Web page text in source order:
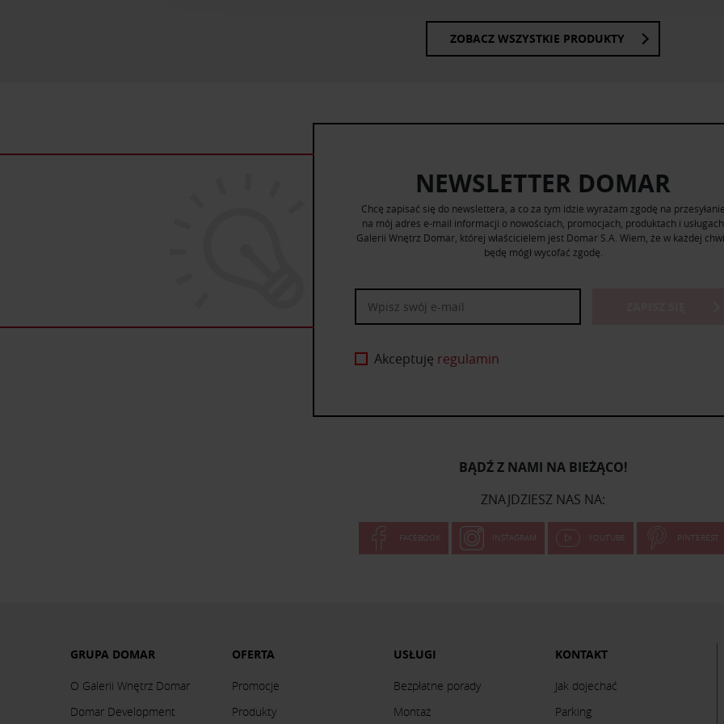
ZOBACZ WSZYSTKIE PRODUKTY
NEWSLETTER DOMAR
Chcę zapisać się do newslettera, a co za tym idzie wyrażam zgodę na
na mój adres e-mail informacji o nowościach, promocjach, produktach i usługach
Galerii Wnętrz Domar, której właścicielem jest Domar S.A. Wiem, że w każdej
będę mógł wycofać zgodę.
Akceptuję regulamin
BĄDŹ Z NAMI NA BIEŻĄCO!
ZNAJDZIESZ NAS NA:
FACEBOOK INSTAGRAM YOUTUBE PINTEREST
GRUPA DOMAR
O Galerii Wnętrz Domar
Domar Development
OFERTA
Promocje
Produkty
USŁUGI
Bezpłatne porady
Montaż
KONTAKT
Jak dojechać
Parking